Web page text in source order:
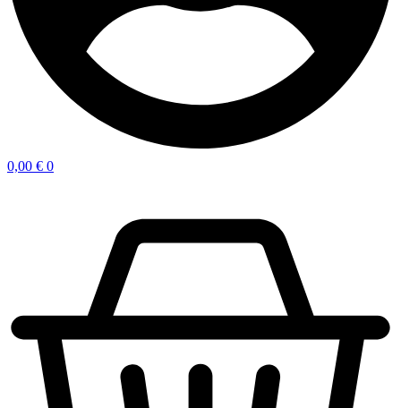
0,00 € 0